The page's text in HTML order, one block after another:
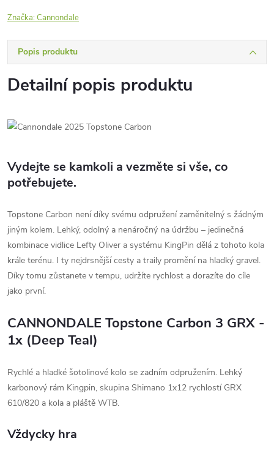
Značka:Cannondale
Popis produktu
Detailní popis produktu
Vydejte se kamkoli a vezměte si vše, co
potřebujete.
Topstone Carbon není díky svému odpružení zaměnitelný s žádným
jiným kolem. Lehký, odolný a nenáročný na údržbu – jedinečná
kombinace vidlice Lefty Oliver a systému KingPin dělá z tohoto kola
krále terénu. I ty nejdrsnější cesty a traily promění na hladký gravel.
Díky tomu zůstanete v tempu, udržíte rychlost a dorazíte do cíle
jako první.
CANNONDALE Topstone Carbon 3 GRX -
1x (Deep Teal)
Rychlé a hladké šotolinové kolo se zadním odpružením. Lehký
karbonový rám Kingpin, skupina Shimano 1x12 rychlostí GRX
610/820 a kola a pláště WTB.
Vždycky hra